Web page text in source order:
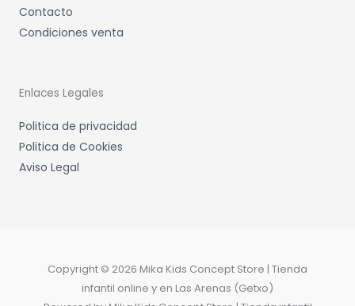
Contacto
Condiciones venta
Enlaces Legales
Politica de privacidad
Politica de Cookies
Aviso Legal
Copyright © 2026 Mika Kids Concept Store | Tienda
infantil online y en Las Arenas (Getxo)